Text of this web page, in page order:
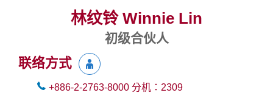
林纹铃 Winnie Lin
初级合伙人
联络方式
+886-2-2763-8000 分机： 2309